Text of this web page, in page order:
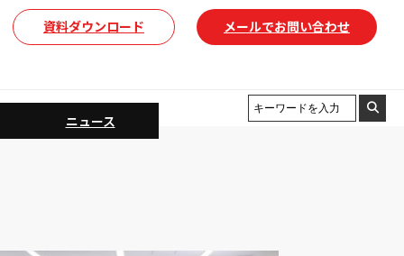
資料ダウンロード メールでお問い合わせ
ニュース